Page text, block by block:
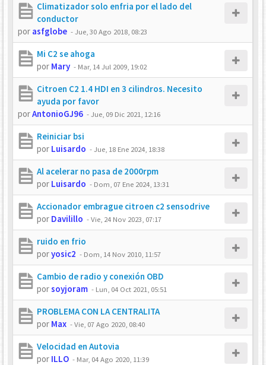
Climatizador solo enfria por el lado del
conductor
por asfglobe -Jue, 30 Ago 2018, 08:23
Mi C2 se ahoga
por Mary - Mar, 14 Jul 2009, 19:02
Citroen C2 1.4 HDI en 3 cilindros. Necesito
ayuda por favor
porAntonioGJ96 -Jue, 09 Dic 2021, 12:16
Reiniciar bsi
por Luisardo -Jue, 18 Ene 2024, 18:38
Al acelerar no pasa de 2000rpm
por Luisardo - Dom, 07 Ene 2024, 13:31
Accionador embrague citroen c2 sensodrive
por Davilillo -Vie, 24 Nov 2023, 07:17
ruido en frio
poryosic2 - Dom, 14 Nov 2010, 11:57
Cambio de radio y conexión OBD
porsoyjoram - Lun, 04 Oct 2021, 05:51
PROBLEMA CON LA CENTRALITA
por Max -Vie, 07 Ago 2020, 08:40
Velocidad en Autovia
por ILLO - Mar, 04 Ago 2020, 11:39